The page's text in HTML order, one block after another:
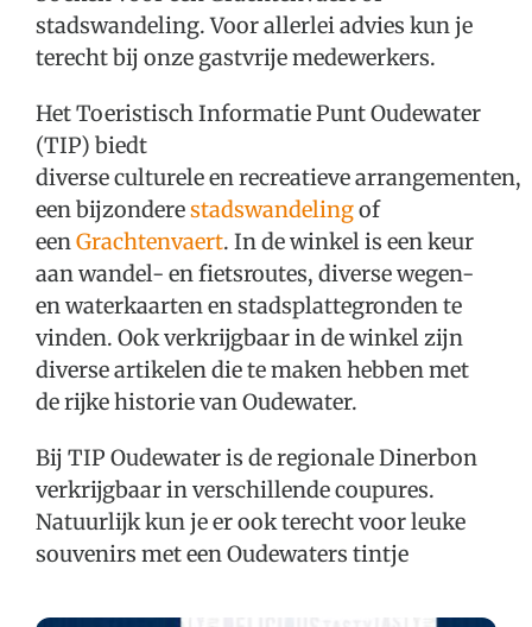
stadswandeling. Voor allerlei advies kun je
terecht bij onze gastvrije medewerkers.
Het Toeristisch Informatie Punt Oudewater
(TIP) biedt
diverse culturele en recreatieve arrangementen,
een bijzonderestadswandelingof
eenGrachtenvaert. In de winkel is een keur
aan wandel- en fietsroutes, diverse wegen-
en waterkaarten en stadsplattegronden te
vinden. Ook verkrijgbaar in de winkel zijn
diverse artikelen die te maken hebben met
de rijke historie van Oudewater.
Bij TIP Oudewater is de regionale Dinerbon
verkrijgbaar in verschillende coupures.
Natuurlijk kun je er ook terecht voor leuke
souvenirs met een Oudewaters tintje